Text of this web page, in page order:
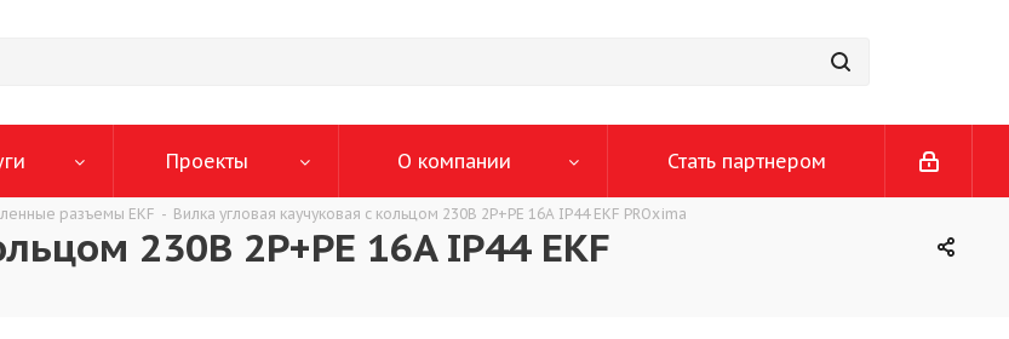
Проекты О компании Стать партнером
разъемы EKF - Вилка угловая каучуковая с кольцом 230В 2P+PE 16A IP44 EKF PROxima
230В 2P+PE 16A IP44 EKF